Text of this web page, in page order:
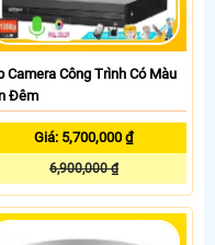
Camera Công Trình Có Màu
Đêm
Giá: 5,700,000 ₫
6,900,000 ₫